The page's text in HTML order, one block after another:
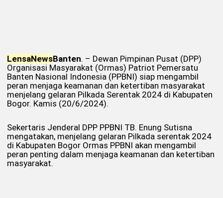
LensaNewsBanten. – Dewan Pimpinan Pusat (DPP)
Organisasi Masyarakat (Ormas) Patriot Pemersatu
Banten Nasional Indonesia (PPBNI) siap mengambil
peran menjaga keamanan dan ketertiban masyarakat
menjelang gelaran Pilkada Serentak 2024 di Kabupaten
Bogor. Kamis (20/6/2024).
Sekertaris Jenderal DPP PPBNI TB. Enung Sutisna
mengatakan, menjelang gelaran Pilkada serentak 2024
di Kabupaten Bogor Ormas PPBNI akan mengambil
peran penting dalam menjaga keamanan dan ketertiban
masyarakat.